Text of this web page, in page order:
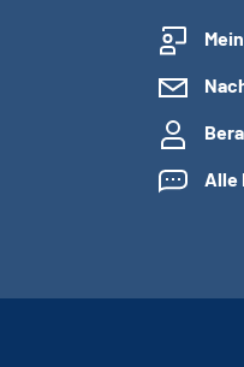
Alle